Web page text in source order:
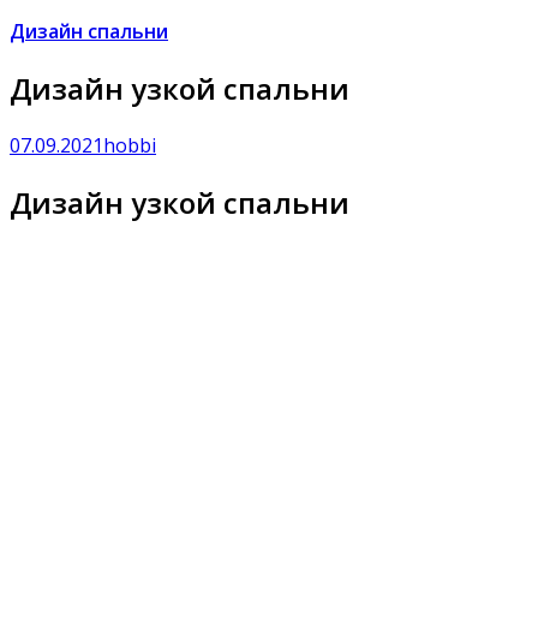
Дизайн спальни
Дизайн узкой спальни
07.09.2021hobbi
Дизайн узкой спальни